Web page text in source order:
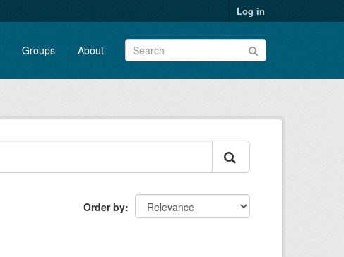
Log in
Groups About
Order by